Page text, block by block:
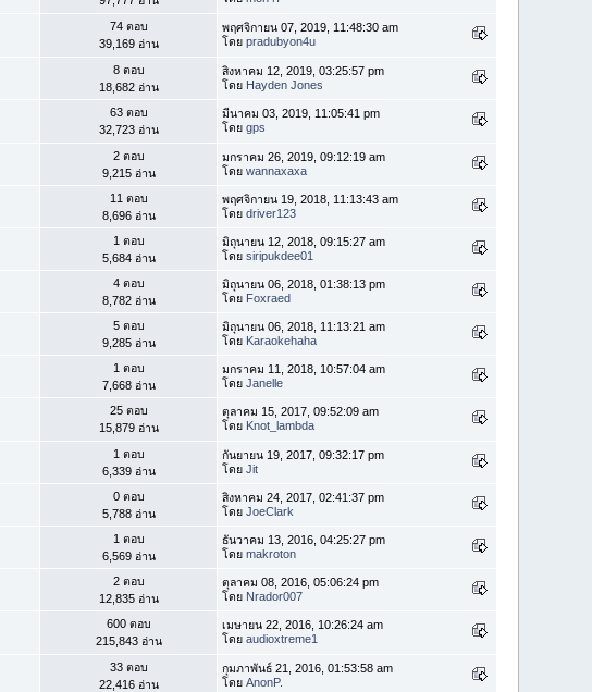
74 ตอบ
39,169 อ่าน
พฤศจิกายน 07, 2019, 11:48:30 am
โดยpradubyon4u
8 ตอบ
18,682 อ่าน
สิงหาคม 12, 2019, 03:25:57 pm
โดย Hayden Jones
63 ตอบ
32,723 อ่าน
มีนาคม 03, 2019, 11:05:41 pm
โดยgps
2 ตอบ
9,215 อ่าน
มกราคม 26, 2019, 09:12:19 am
โดยwannaxaxa
11 ตอบ
8,696 อ่าน
พฤศจิกายน 19, 2018, 11:13:43 am
โดยdriver123
1 ตอบ
5,684 อ่าน
มิถุนายน 12, 2018, 09:15:27 am
โดยsiripukdee01
4 ตอบ
8,782 อ่าน
มิถุนายน 06, 2018, 01:38:13 pm
โดย Foxraed
5 ตอบ
9,285 อ่าน
มิถุนายน 06, 2018, 11:13:21 am
โดย Karaokehaha
1 ตอบ
7,668 อ่าน
มกราคม 11, 2018, 10:57:04 am
โดยJanelle
25 ตอบ
15,879 อ่าน
ตุลาคม 15, 2017, 09:52:09 am
โดย Knot_lambda
1 ตอบ
6,339 อ่าน
กันยายน 19, 2017, 09:32:17 pm
โดยJit
0 ตอบ
5,788 อ่าน
สิงหาคม 24, 2017, 02:41:37 pm
โดยJoeClark
1 ตอบ
6,569 อ่าน
ธันวาคม 13, 2016, 04:25:27 pm
โดยmakroton
2 ตอบ
12,835 อ่าน
ตุลาคม 08, 2016, 05:06:24 pm
โดย Nrador007
600 ตอบ
215,843 อ่าน
เมษายน 22, 2016, 10:26:24 am
โดยaudioxtreme1
33 ตอบ
22,416 อ่าน
กุมภาพันธ์ 21, 2016, 01:53:58 am
โดยAnonP.